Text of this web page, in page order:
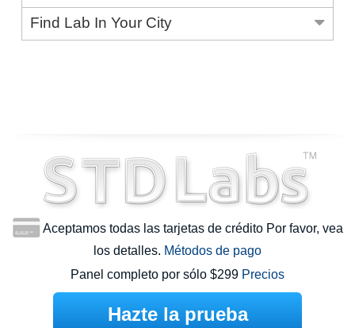
Find Lab In Your City
Aceptamos todas las tarjetas de crédito Por favor, vea
los detalles. Métodos de pago
Panel completo por sólo $299 Precios
Hazte la prueba